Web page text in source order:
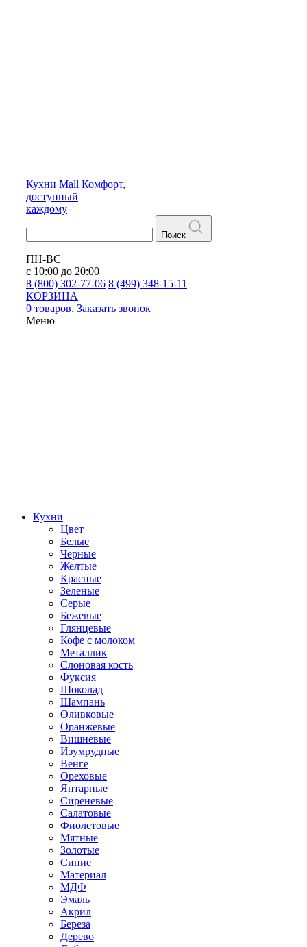
Кухни Mall Комфорт,
доступный
каждому
Поиск
ПН-ВС
с 10:00 до 20:00
8 (800) 302-77-06 8 (499) 348-15-11
КОРЗИНА
0 товаров. Заказать звонок
Меню
Кухни
Цвет
Белые
Черные
Желтые
Красные
Зеленые
Серые
Бежевые
Глянцевые
Кофе с молоком
Металлик
Слоновая кость
Фуксия
Шоколад
Шампань
Оливковые
Оранжевые
Вишневые
Изумрудные
Венге
Ореховые
Янтарные
Сиреневые
Салатовые
Фиолетовые
Мятные
Золотые
Синие
Материал
МДФ
Эмаль
Акрил
Береза
Дерево